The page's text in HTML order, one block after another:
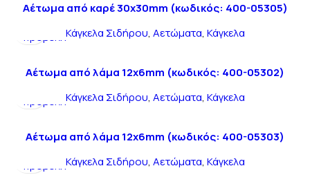
Αέτωμα από καρέ 30x30mm (κωδικός: 400-05305)
Κάγκελα Σιδήρου, Αετώματα, Κάγκελα
προβολή
Αέτωμα από λάμα 12x6mm (κωδικός: 400-05302)
Κάγκελα Σιδήρου, Αετώματα, Κάγκελα
προβολή
Αέτωμα από λάμα 12x6mm (κωδικός: 400-05303)
Κάγκελα Σιδήρου, Αετώματα, Κάγκελα
προβολή